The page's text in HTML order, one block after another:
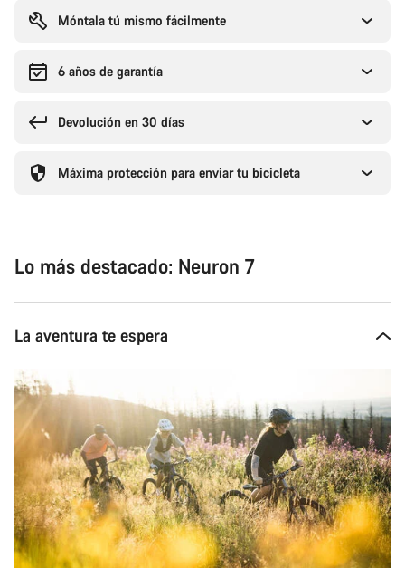
compra
Móntala tú mismo fácilmente
6 años de garantía
Devolución en 30 días
Máxima protección para enviar tu bicicleta
Lo más destacado: Neuron 7
La aventura te espera